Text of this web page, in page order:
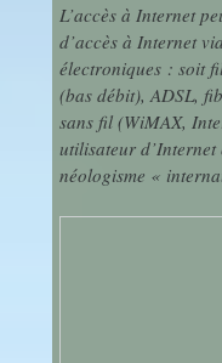
L’accès à Internet
d’accès à Internet
électroniques : soit
(bas débit), ADSL,
sans fil (WiMAX,
utilisateur
néologisme «